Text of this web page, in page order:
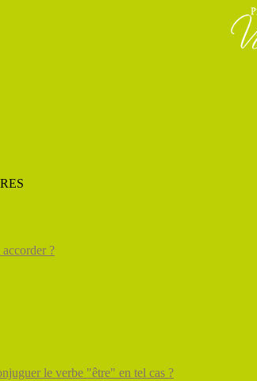
?
le verbe "être" en tel cas ?